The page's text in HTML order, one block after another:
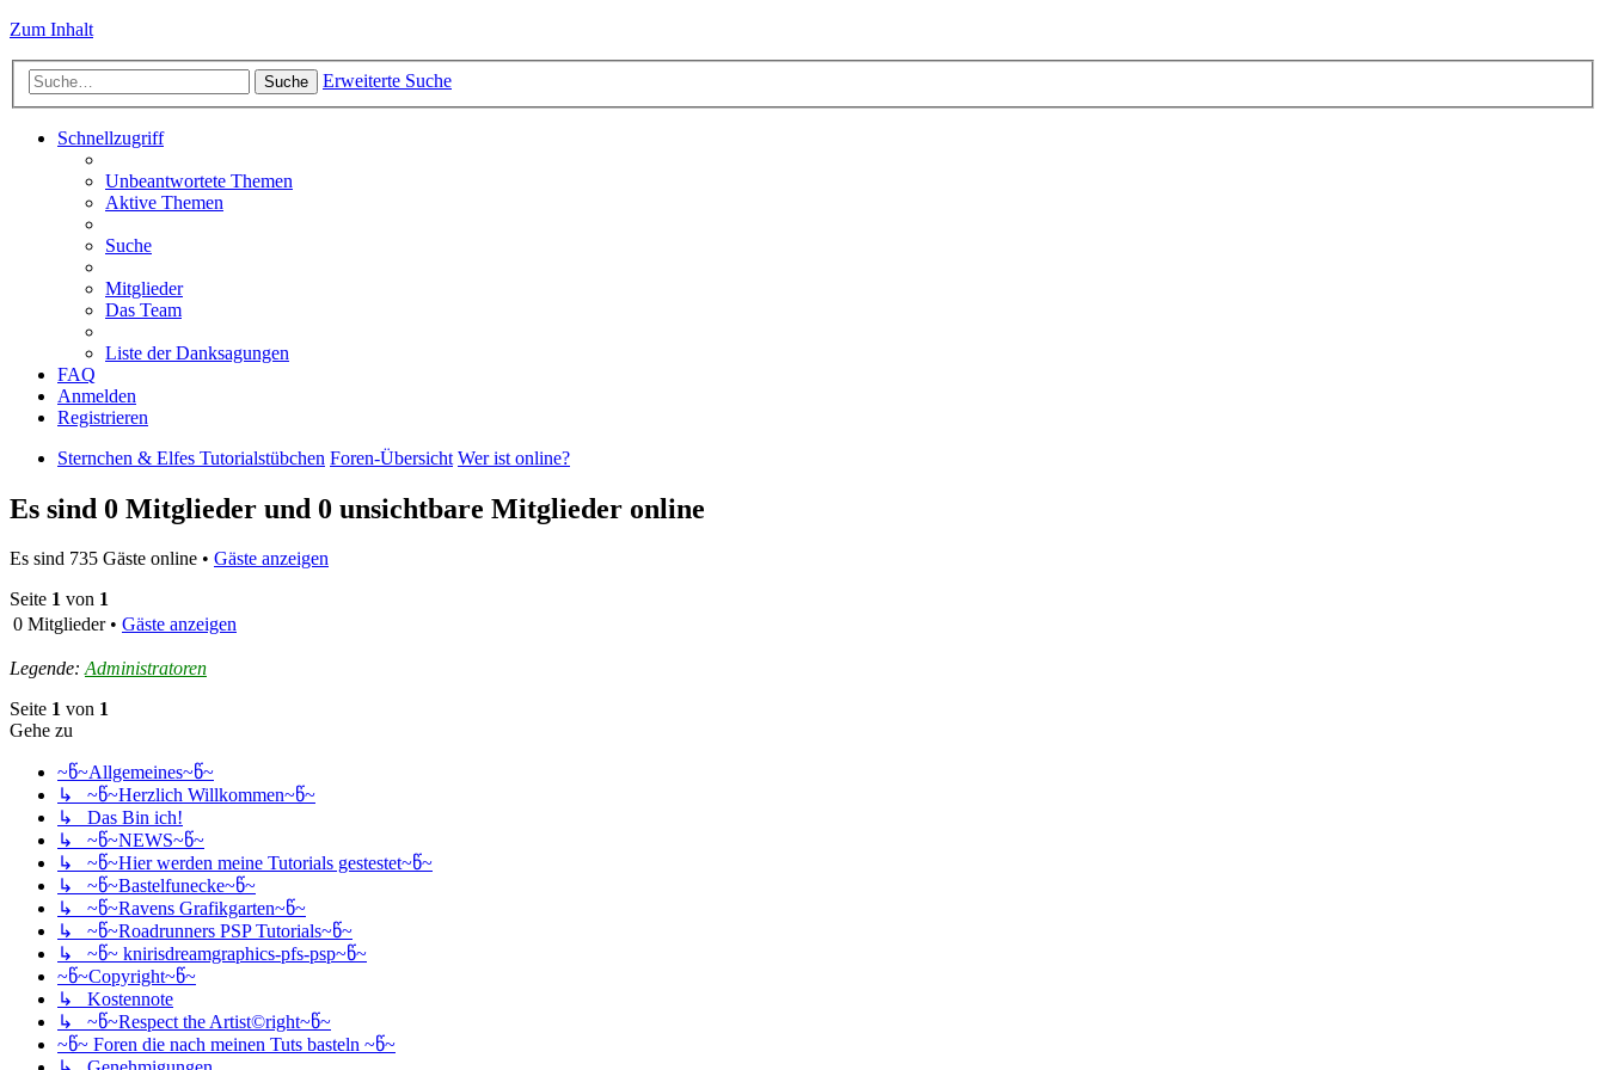
Zum Inhalt
Suche Erweiterte Suche
Schnellzugriff
Unbeantwortete Themen
Aktive Themen
Suche
Mitglieder
Das Team
Liste der Danksagungen
FAQ
Anmelden
Registrieren
Sternchen & Elfes Tutorialstübchen Foren-Übersicht Wer ist online?
Es sind 0 Mitglieder und 0 unsichtbare Mitglieder online
Es sind 735 Gäste online • Gäste anzeigen
Seite 1 von 1
0 Mitglieder • Gäste anzeigen
Legende:Administratoren
Seite 1 von 1
Gehe zu
~წ~Allgemeines~წ~
↳ ~წ~Herzlich Willkommen~წ~
↳ Das Bin ich!
↳ ~წ~NEWS~წ~
↳ ~წ~Hier werden meine Tutorials gestestet~წ~
↳ ~წ~Bastelfunecke~წ~
↳ ~წ~Ravens Grafikgarten~წ~
↳ ~წ~Roadrunners PSP Tutorials~წ~
↳ ~წ~ knirisdreamgraphics-pfs-psp~წ~
~წ~Copyright~წ~
↳ Kostennote
↳ ~წ~Respect the Artist©right~წ~
~წ~ Foren die nach meinen Tuts basteln ~წ~